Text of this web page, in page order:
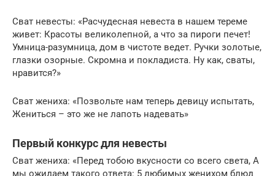
Сват невесты: «Расчудесная невеста в нашем тереме
живет: Красоты великолепной, а что за пироги печет!
Умница-разумница, дом в чистоте ведет. Ручки золотые,
глазки озорные. Скромна и покладиста. Ну как, сваты,
нравится?»
Сват жениха: «Позвольте нам теперь девицу испытать,
Жениться – это же не лапоть надевать»
Первый конкурс для невесты
Сват жениха: «Перед тобою вкусности со всего света, А